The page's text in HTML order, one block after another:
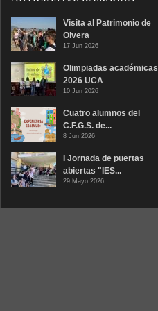
Visita al Patrimonio de
Olvera
17 Jun 2026
Olimpiadas académicas
2026 UCA
10 Jun 2026
Cuatro alumnos del
C.F.G.S. de...
8 Jun 2026
I Jornada de puertas
abiertas "IES...
29 Mayo 2026